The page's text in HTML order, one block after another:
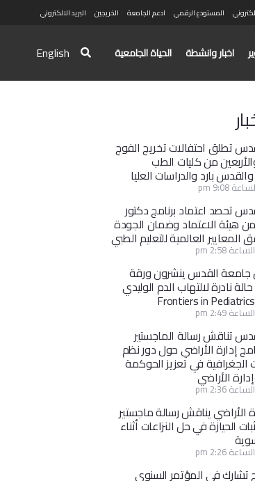
المستودع الرقمي ادعم الجامعة الخريجين البريد الالكتروني
اخبار وانشطة الحياة الجامعية English
تطلق احتفالات تخريج الفوج
من كليات الطب
بارد والدراسات العليا
تحصد اعتماد برنامج دكتور
هيئة الاعتماد وضمان الجودة
المعايير العالمية للتعليم الطبي
جامعة القدس ينشرون ورقة
نادرة لالتهاب الدم الوليدي
تناقش رسالة الماجستير
إدارة الأراضي حول دور نظم
الجغرافية في تعزيز الحوكمة
الأراضي
الأراضي يناقش رسالة ماجستير
الحيازة في حل النزاعات أثناء
تشارك في المؤتمر السنوي